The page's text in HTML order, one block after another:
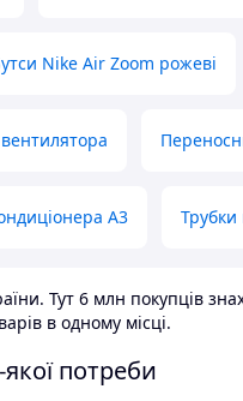
Nike Air Zoom рожеві
А3
Тут 6 млн покупців
в одному місці.
потреби